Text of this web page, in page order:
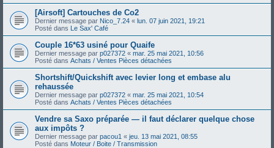
[Airsoft] Cartouches de Co2
Dernier message par Nico_7.24 « lun. 07 juin 2021, 19:21
Posté dans Le Sax' Café
Couple 16*63 usiné pour Quaife
Dernier message par p027372 « mar. 25 mai 2021, 10:56
Posté dans Achats / Ventes Pièces détachées
Shortshift/Quickshift avec levier long et embase alu
rehaussée
Dernier message par p027372 « mar. 25 mai 2021, 10:54
Posté dans Achats / Ventes Pièces détachées
Vendre sa Saxo préparée — il faut déclarer quelque chose
aux impôts ?
Dernier message par pacou1 « jeu. 13 mai 2021, 08:55
Posté dans Moteur / Boite / Transmission